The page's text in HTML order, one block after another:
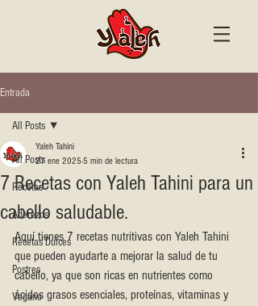
Entrada
All Posts
Recetas
Aderezos
Recetas Dulces
Postres
Vegano
All Posts
7 Recetas con Yaleh Tahini para un
cabello saludable.
Yaleh Tahini
27 ene 2025 5 min de lectura
Aquí tienes 7 recetas nutritivas con Yaleh Tahini
que pueden ayudarte a mejorar la salud de tu
cabello, ya que son ricas en nutrientes como
ácidos grasos esenciales, proteínas, vitaminas y